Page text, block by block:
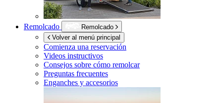
Remolcado
Remolcado
Volver al menú principal
Comienza una reservación
Videos instructivos
Consejos sobre cómo remolcar
Preguntas frecuentes
Enganches y accesorios